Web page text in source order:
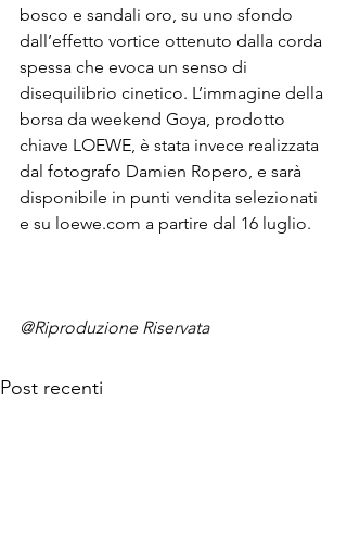
bosco e sandali oro, su uno sfondo
dall’effetto vortice ottenuto dalla corda
spessa che evoca un senso di
disequilibrio cinetico. L’immagine della
borsa da weekend Goya, prodotto
chiave LOEWE, è stata invece realizzata
dal fotografo Damien Ropero, e sarà
disponibile in punti vendita selezionati
e su loewe.com a partire dal 16 luglio.
@Riproduzione Riservata
Post recenti